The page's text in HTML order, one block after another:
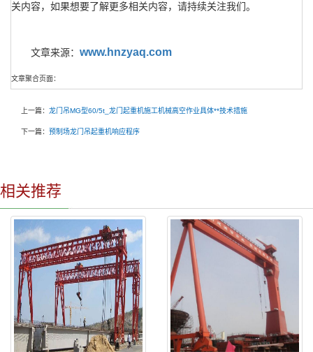
关内容，如果想要了解更多相关内容，请持续关注我们。
文章来源： www.hnzyaq.com
文章聚合页面：
上一篇： 龙门吊MG型60/5t_龙门起重机施工机械高空作业具体**技术措施
下一篇： 预制场龙门吊起重机响应程序
相关推荐